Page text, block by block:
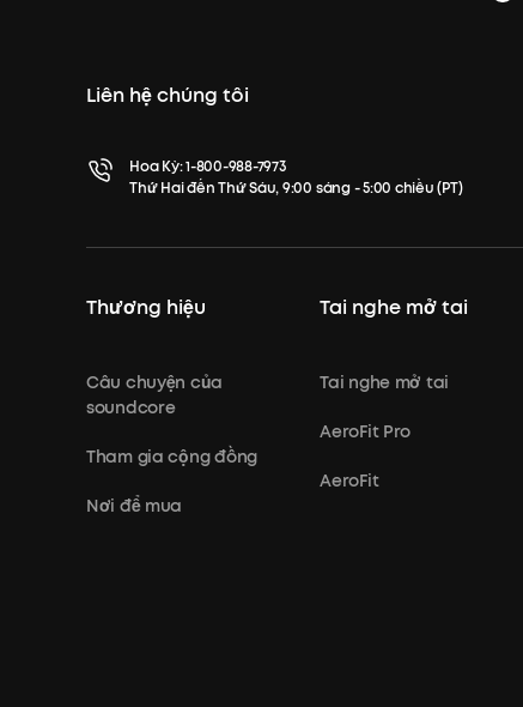
Liên hệ chúng tôi
Hoa Kỳ:1-800-988-7973
Thứ Hai đến Thứ Sáu, 9:00 sáng - 5:00 chiều (PT)
Thương hiệu
Câu chuyện của
soundcore
Tham gia cộng đồng
Nơi để mua
Tai nghe mở tai
Tai nghe mở tai
AeroFit Pro
AeroFit